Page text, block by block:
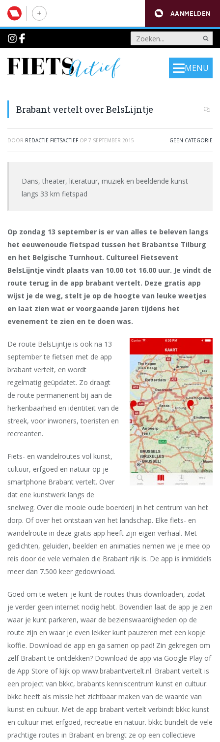
AANMELDEN
MENU
Brabant vertelt over BelsLijntje
DOOR REDACTIE FIETSACTIEF OP 7 SEPTEMBER 2015 GEEN CATEGORIE
Dans, theater, literatuur, muziek en beeldende kunst
langs 33 km fietspad
Op zondag 13 september is er van alles te beleven langs
het eeuwenoude fietspad tussen het Brabantse Tilburg
en het Belgische Turnhout. Cultureel Fietsevent
BelsLijntje vindt plaats van 10.00 tot 16.00 uur. Je vindt de
route terug in de app brabant vertelt. Deze gratis app
wijst je de weg, stelt je op de hoogte van leuke weetjes
en laat zien wat er voorgaande jaren tijdens het
evenement te zien en te doen was.
De route BelsLijntje is ook na 13
september te fietsen met de app
brabant vertelt, en wordt
regelmatig geüpdatet. Zo draagt
de route permanenent bij aan de
herkenbaarheid en identiteit van de
streek, voor inwoners, toeristen en
recreanten.
Fiets- en wandelroutes vol kunst,
cultuur, erfgoed en natuur op je
smartphone Brabant vertelt. Over
dat ene kunstwerk langs de
snelweg. Over die mooie oude boerderij in het centrum van het
dorp. Of over het ontstaan van het landschap. Elke fiets- en
wandelroute in deze gratis app heeft zijn eigen verhaal. Met
gedichten, geluiden, beelden en animaties nemen we je mee op
reis door de vele verhalen die Brabant rijk is. De app is inmiddels
meer dan 7.500 keer gedownload.
Goed om te weten: je kunt de routes thuis downloaden, zodat
je verder geen internet nodig hebt. Bovendien laat de app je zien
waar je kunt parkeren, waar de bezienswaardigheden op de
route zijn en waar je even lekker kunt pauzeren met een kopje
koffie. Download de app en ga samen op pad! Zin gekregen om
zelf Brabant te ontdekken? Download de app via Google Play of
de App Store of kijk op www.brabantvertelt.nl. Brabant vertelt is
een project van bkkc, brabants kenniscentrum kunst en cultuur.
bkkc heeft als missie het zichtbaar maken van de waarde van
kunst en cultuur. Met de app brabant vertelt verbindt bkkc kunst
en cultuur met erfgoed, recreatie en natuur. bkkc bundelt de vele
prachtige routes in Brabant en brengt ze op een collectieve